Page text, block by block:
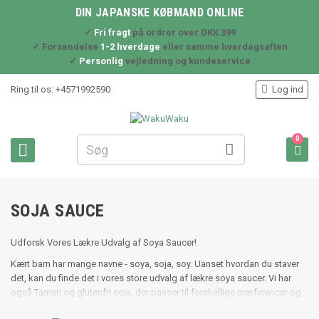
DIN JAPANSKE KØBMAND ONLINE
✓ Fri fragtpå ordrer over DKK 399
✓ Forsendelse 1-2 hverdage eller samme hverdagsaften
✓ Personlig vejledning og kundeservice
Ring til os: +4571992590
 
 Log ind

0
SOJA SAUCE
Udforsk Vores Lækre Udvalg af Soya Saucer!
Kært barn har mange navne - soya, soja, soy. Uanset hvordan du staver
det, kan du finde det i vores store udvalg af lækre soya saucer. Vi har
også Tamari og glutenfri soja, der passer til forskellige præferencer og